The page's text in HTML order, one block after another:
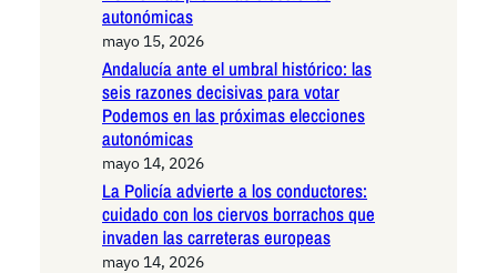
autonómicas
mayo 15, 2026
Andalucía ante el umbral histórico: las
seis razones decisivas para votar
Podemos en las próximas elecciones
autonómicas
mayo 14, 2026
La Policía advierte a los conductores:
cuidado con los ciervos borrachos que
invaden las carreteras europeas
mayo 14, 2026